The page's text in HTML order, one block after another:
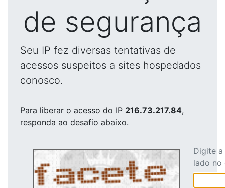
de segurança
Seu IP fez diversas tentativas de
acessos suspeitos a sites hospedados
conosco.
Para liberar o acesso do IP 216.73.217.84,
responda ao desafio abaixo.
Digite
lado no